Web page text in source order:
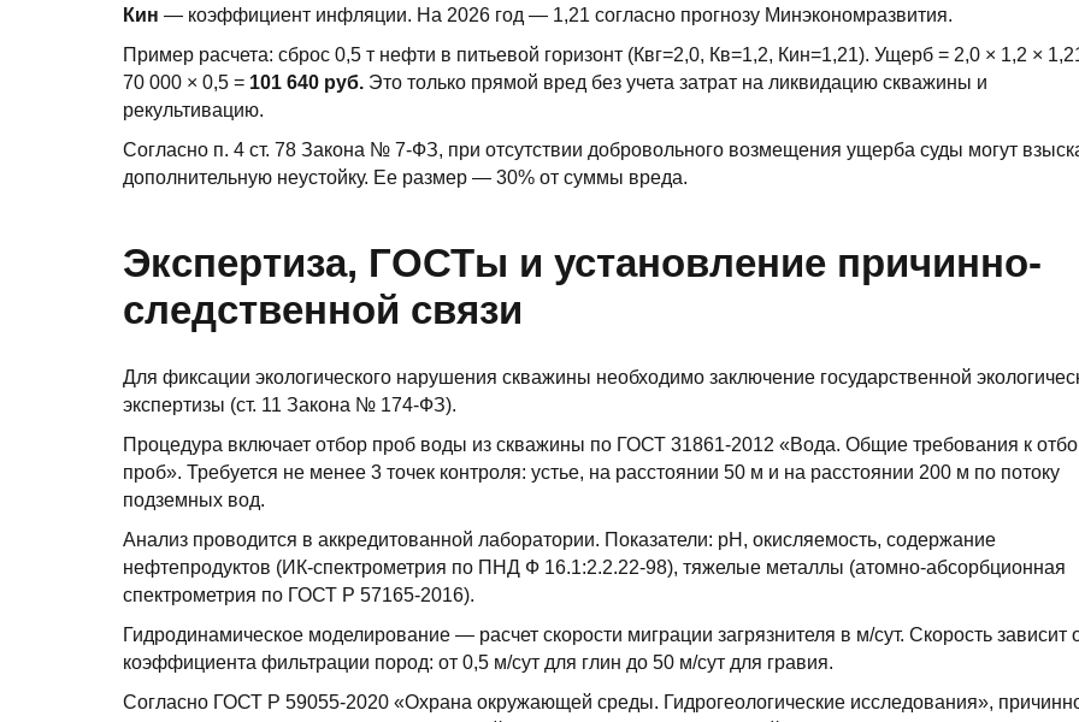
Кин — коэффициент инфляции. На 2026 год — 1,21 согласно прогнозу Минэкономразвития.
Пример расчета: сброс 0,5 т нефти в питьевой горизонт (Квг=2,0, Кв=1,2, Кин=1,21). Ущерб = 2,0 × 1,2 ×
70 000 × 0,5 = 101 640 руб. Это только прямой вред без учета затрат на ликвидацию скважины и
рекультивацию.
Согласно п. 4 ст. 78 Закона № 7-ФЗ, при отсутствии добровольного возмещения ущерба суды могут
дополнительную неустойку. Ее размер — 30% от суммы вреда.
Экспертиза, ГОСТы и установление причинно-
следственной связи
Для фиксации экологического нарушения скважины необходимо заключение государственной
экспертизы (ст. 11 Закона № 174-ФЗ).
Процедура включает отбор проб воды из скважины по ГОСТ 31861-2012 «Вода. Общие требования к
проб». Требуется не менее 3 точек контроля: устье, на расстоянии 50 м и на расстоянии 200 м по потоку
подземных вод.
Анализ проводится в аккредитованной лаборатории. Показатели: pH, окисляемость, содержание
нефтепродуктов (ИК-спектрометрия по ПНД Ф 16.1:2.2.22-98), тяжелые металлы (атомно-абсорбционная
спектрометрия по ГОСТ Р 57165-2016).
Гидродинамическое моделирование — расчет скорости миграции загрязнителя в м/сут. Скорость зависит
коэффициента фильтрации пород: от 0,5 м/сут для глин до 50 м/сут для гравия.
Согласно ГОСТ Р 59055-2020 «Охрана окружающей среды. Гидрогеологические исследования»,